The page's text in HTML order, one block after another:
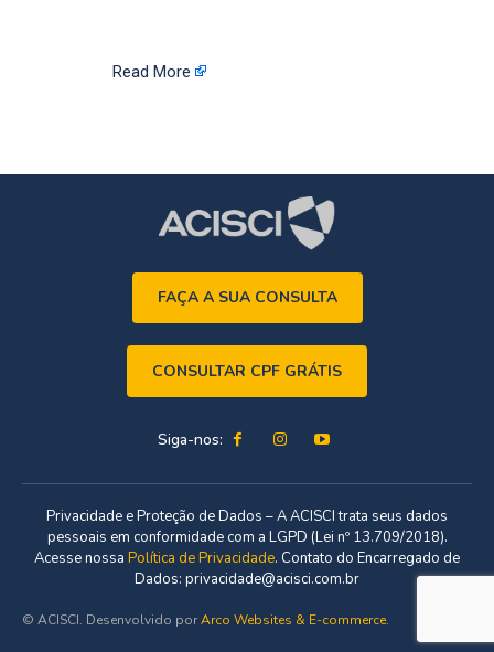
Read More
FAÇA A SUA CONSULTA
CONSULTAR CPF GRÁTIS
Siga-nos:
Privacidade e Proteção de Dados – A ACISCI trata seus dados
pessoais em conformidade com a LGPD (Lei nº 13.709/2018).
Acesse nossa Política de Privacidade. Contato do Encarregado de
Dados: privacidade@acisci.com.br
© ACISCI. Desenvolvido porArco Websites & E-commerce.